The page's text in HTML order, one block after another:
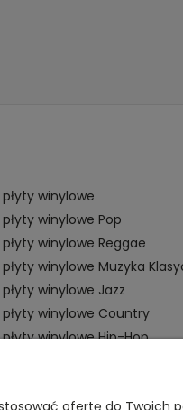
winylowe
winylowe Pop
winylowe Reggae
winylowe Muzyka
winylowe Jazz
płyty winylowe Country
winylowe Hip-Hop
ofertę do Twoich